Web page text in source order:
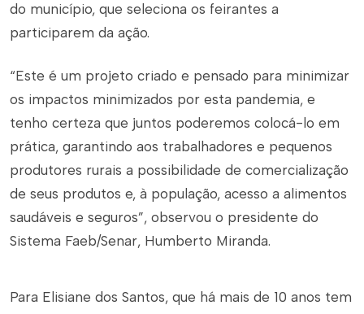
do município, que seleciona os feirantes a
participarem da ação.
“Este é um projeto criado e pensado para minimizar
os impactos minimizados por esta pandemia, e
tenho certeza que juntos poderemos colocá-lo em
prática, garantindo aos trabalhadores e pequenos
produtores rurais a possibilidade de comercialização
de seus produtos e, à população, acesso a alimentos
saudáveis e seguros”, observou o presidente do
Sistema Faeb/Senar, Humberto Miranda.
Para Elisiane dos Santos, que há mais de 10 anos tem